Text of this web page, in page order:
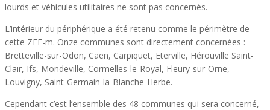
lourds et véhicules utilitaires ne sont pas concernés.
L’intérieur du périphérique a été retenu comme le périmètre de
cette ZFE-m. Onze communes sont directement concernées :
Bretteville-sur-Odon, Caen, Carpiquet, Eterville, Hérouville Saint-
Clair, Ifs, Mondeville, Cormelles-le-Royal, Fleury-sur-Orne,
Louvigny, Saint-Germain-la-Blanche-Herbe.
Cependant c’est l’ensemble des 48 communes qui sera concerné,